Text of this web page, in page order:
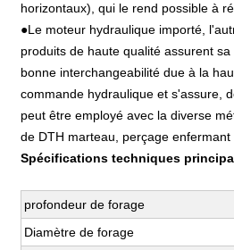
horizontaux), qui le rend possible à
●Le moteur hydraulique importé,
produits de haute qualité assurent
bonne interchangeabilité due à la
commande hydraulique et s'assure,
peut être employé avec la diverse
de DTH marteau, perçage
Spécifications techniques
profondeur de forage
Diamètre de forage